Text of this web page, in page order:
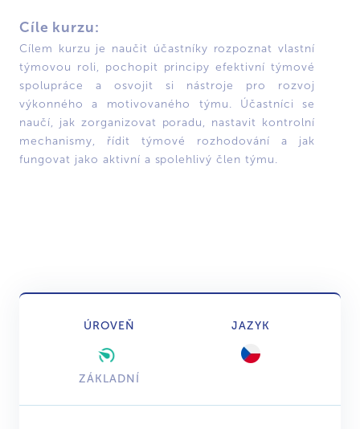
Cíle kurzu:
Cílem kurzu je naučit účastníky rozpoznat vlastní
týmovou roli, pochopit principy efektivní týmové
spolupráce a osvojit si nástroje pro rozvoj
výkonného a motivovaného týmu. Účastníci se
naučí, jak zorganizovat poradu, nastavit kontrolní
mechanismy, řídit týmové rozhodování a jak
fungovat jako aktivní a spolehlivý člen týmu.
ÚROVEŇ
ZÁKLADNÍ
JAZYK